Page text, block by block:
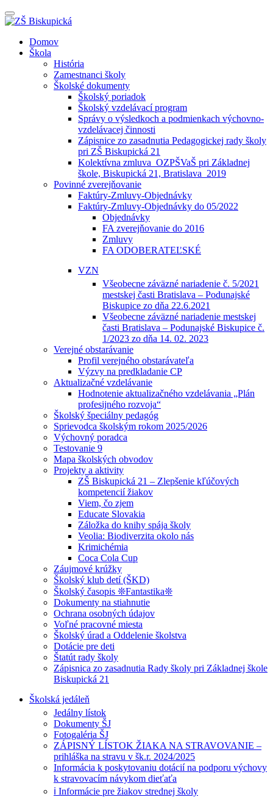
Prepínateľná
navigácia
Prejsť
Domov
Škola
História
Zamestnanci školy
Školské dokumenty
Školský poriadok
Školský vzdelávací program
Správy o výsledkoch a podmienkach výchovno-
vzdelávacej činnosti
Zápisnice zo zasadnutia Pedagogickej rady školy
pri ZŠ Biskupická 21
Kolektívna zmluva_OZPŠVaŠ pri Základnej
škole, Biskupická 21, Bratislava_2019
Povinné zverejňovanie
Faktúry-Zmluvy-Objednávky
Faktúry-Zmluvy-Objednávky do 05/2022
Objednávky
FA zverejňovanie do 2016
Zmluvy
FA ODOBERATEĽSKÉ
VZN
Všeobecne záväzné nariadenie č. 5/2021
mestskej časti Bratislava – Podunajské
Biskupice zo dňa 22.6.2021
Všeobecne záväzné nariadenie mestskej
časti Bratislava – Podunajské Biskupice č.
1/2023 zo dňa 14. 02. 2023
Verejné obstarávanie
Profil verejného obstarávateľa
Výzvy na predkladanie CP
Aktualizačné vzdelávanie
Hodnotenie aktualizačného vzdelávania „Plán
profesijného rozvoja“
Školský špeciálny pedagóg
Sprievodca školským rokom 2025/2026
Výchovný poradca
Testovanie 9
Mapa školských obvodov
Projekty a aktivity
ZŠ Biskupická 21 – Zlepšenie kľúčových
kompetencií žiakov
Viem, čo zjem
Educate Slovakia
Záložka do knihy spája školy
Veolia: Biodiverzita okolo nás
Krimichémia
Coca Cola Cup
Záujmové krúžky
Školský klub detí (ŠKD)
Školský časopis ❊Fantastika❊
Dokumenty na stiahnutie
Ochrana osobných údajov
Voľné pracovné miesta
Školský úrad a Oddelenie školstva
Dotácie pre deti
Štatút rady školy
Zápisnica zo zasadnutia Rady školy pri Základnej škole
Biskupická 21
Školská jedáleň
Jedálny lístok
Dokumenty ŠJ
Fotogaléria ŠJ
ZÁPISNÝ LÍSTOK ŽIAKA NA STRAVOVANIE –
prihláška na stravu v šk.r. 2024/2025
Informácia k poskytovaniu dotácií na podporu výchovy
k stravovacím návykom dieťaťa
ℹ️ Informácie pre žiakov strednej školy